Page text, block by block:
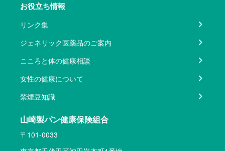
お役立ち情報
リンク集
ジェネリック医薬品のご案内
こころと体の健康相談
女性の健康について
禁煙豆知識
山崎製パン健康保険組合
〒101-0033